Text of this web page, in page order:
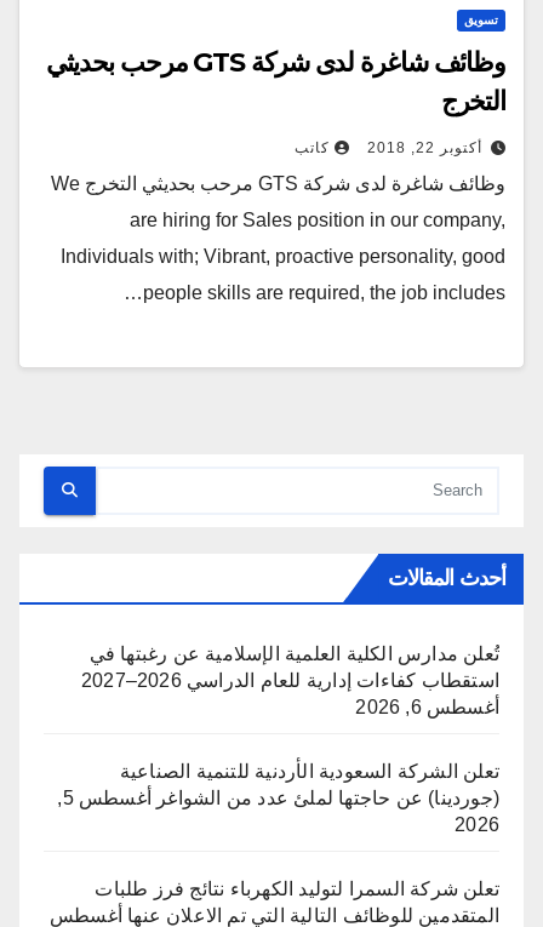
تسويق
وظائف شاغرة لدى شركة GTS مرحب بحديثي
التخرج
أكتوبر 22, 2018 كاتب
وظائف شاغرة لدى شركة GTS مرحب بحديثي التخرج We
are hiring for Sales position in our company,
Individuals with; Vibrant, proactive personality, good
people skills are required, the job includes…
أحدث المقالات
تُعلن مدارس الكلية العلمية الإسلامية عن رغبتها في
استقطاب كفاءات إدارية للعام الدراسي 2026–2027
أغسطس 6, 2026
تعلن الشركة السعودية الأردنية للتنمية الصناعية
(جوردينا) عن حاجتها لملئ عدد من الشواغر
أغسطس 5,
2026
تعلن شركة السمرا لتوليد الكهرباء نتائج فرز طلبات
المتقدمين للوظائف التالية التي تم الاعلان عنها أغسطس